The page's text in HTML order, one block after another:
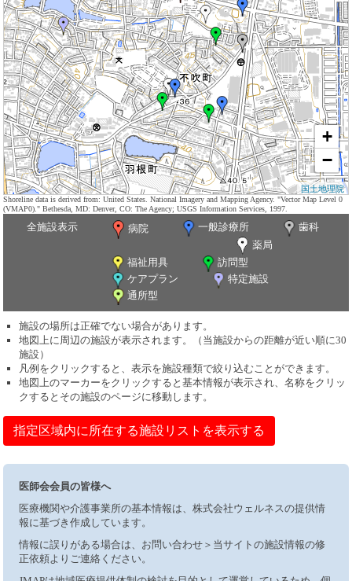
+
−
国土地理院
Shoreline data is derived from: United States. National Imagery and Mapping Agency. "Vector Map Level 0
(VMAP0)." Bethesda, MD: Denver, CO: The Agency; USGS Information Services, 1997.
全施設表示 病院 一般診療所
歯科
薬局
福祉用具
訪問型
ケアプラン
特定施設
通所型
施設の場所は正確でない場合があります。
地図上に周辺の施設が表示されます。（当施設からの距離が近い順に30
施設）
凡例をクリックすると、表示を施設種類で絞り込むことができます。
地図上のマーカーをクリックすると基本情報が表示され、名称をクリッ
クするとその施設のページに移動します。
指定区域内に所在する施設リストを表示する
医師会会員の皆様へ
医療機関や介護事業所の基本情報は、株式会社ウェルネスの提供情
報に基づき作成しています。
情報に誤りがある場合は、お問い合わせ＞当サイトの施設情報の修
正依頼よりご連絡ください。